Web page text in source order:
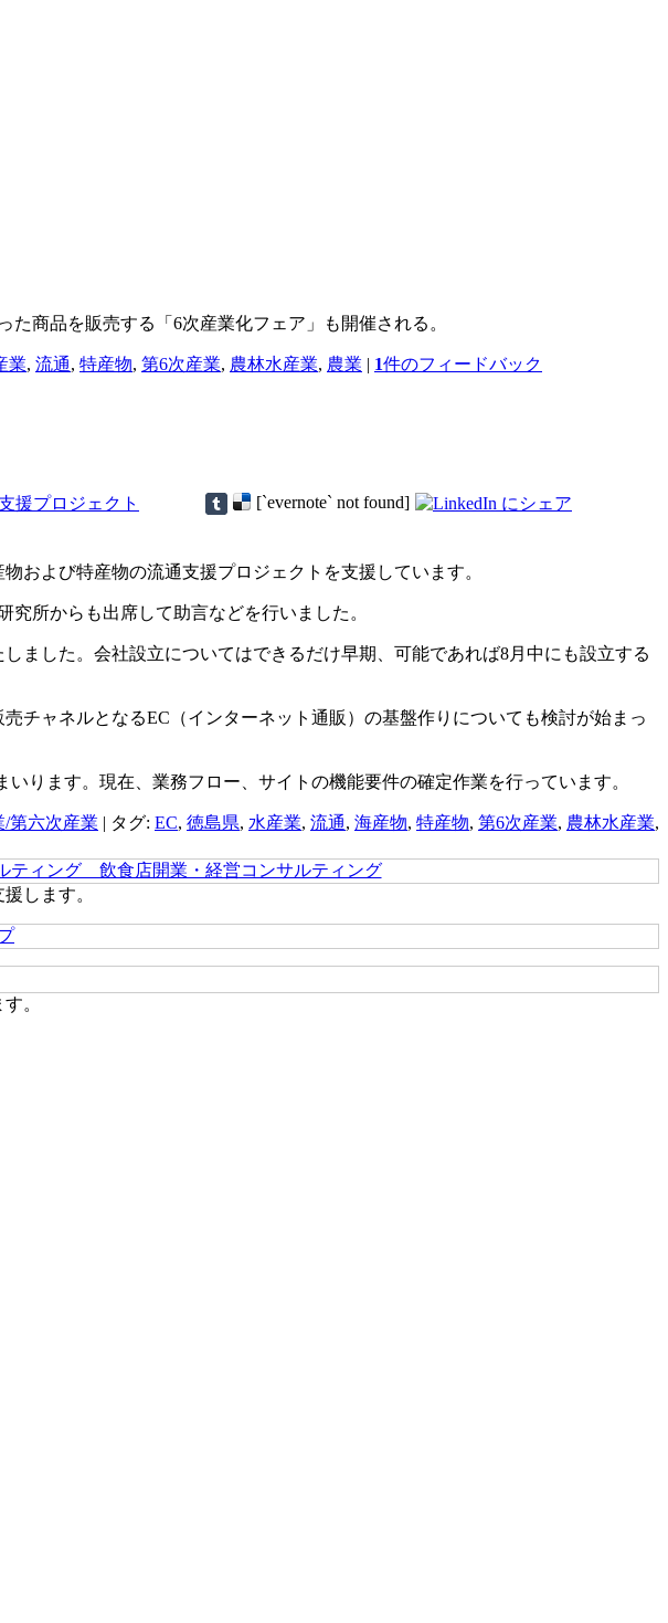
商品を販売する「6次産業化フェア」も開催される。
業, 流通, 特産物, 第6次産業, 農林水産業, 農業 | 1件のフィードバック
[`evernote` not found]
および特産物の流通支援プロジェクトを支援しています。
所からも出席して助言などを行いました。
ました。会社設立についてはできるだけ早期、可能であれば8月中にも設立する
チャネルとなるEC（インターネット通販）の基盤作りについても検討が始まっ
ります。現在、業務フロー、サイトの機能要件の確定作業を行っています。
/第六次産業 | タグ: EC, 徳島県, 水産業, 流通, 海産物, 特産物, 第6次産業, 農林水産業,
します。
。